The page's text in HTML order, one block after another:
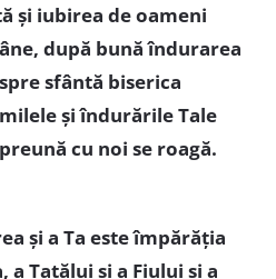
şi iubirea de oameni
după bună îndurarea
sfântă biserica
şi îndurările Tale
cu noi se roagă.
şi a Ta este împărăţia
Tatălui şi a Fiului şi a